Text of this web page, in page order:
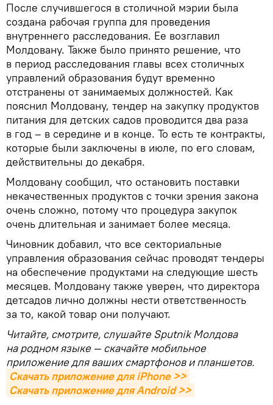
После случившегося в столичной мэрии была
создана рабочая группа для проведения
внутреннего расследования. Ее возглавил
Молдовану. Также было принято решение, что
в период расследования главы всех столичных
управлений образования будут временно
отстранены от занимаемых должностей. Как
пояснил Молдовану, тендер на закупку продуктов
питания для детских садов проводится два раза
в год – в середине и в конце. То есть те контракты,
которые были заключены в июле, по его словам,
действительны до декабря.
Молдовану сообщил, что остановить поставки
некачественных продуктов с точки зрения закона
очень сложно, потому что процедура закупок
очень длительная и занимает более месяца.
Чиновник добавил, что все секториальные
управления образования сейчас проводят тендеры
на обеспечение продуктами на следующие шесть
месяцев. Молдовану также уверен, что директора
детсадов лично должны нести ответственность
за то, какой товар они получают.
Читайте, смотрите, слушайте Sputnik Молдова
на родном языке — скачайте мобильное
приложение для ваших смартфонов и планшетов.
Скачать приложение для iPhone >>
Скачать приложение для Android >>